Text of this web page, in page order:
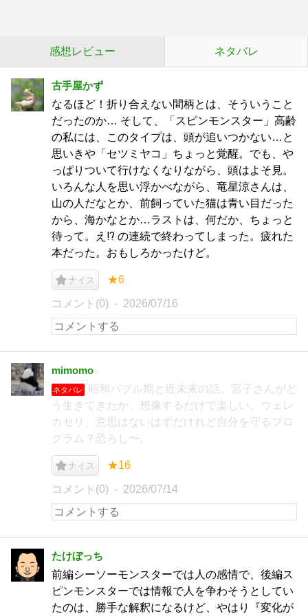
感想レビュー ネタバレ
古手屋かず
なるほど！折り合えない間柄とは、そういうこと
だったのか… そして、「スピンモンスター」高齢
の私には、このタイプは、頭が追いつかない…と
思いきや「セツミヤコ」ちょっと覚醒。でも、や
っぱりついて行けなくなりながら、頭はよそ見。
いろんな人を思い浮かべながら、竜星涼さんは、
山の人だなとか、前飼っていた猫は青い目だった
から、海かなとか…ラストは、何だか、ちょっと
待って。え⁉︎ の連続で終わってしまった。疲れた
本だった。おもしろかったけど。
ナイス ★6
コメント(0) 2026/07/16
mimomo
ネタバレ
昭和バブル期と近未来の話。宮子さんがど
う生きてきたか、想像するだけで楽しい。ウェレ
カセリ、意思はないはずだけれど自分を守るプロ
グラム？恐ろし〜。
ナイス ★16
コメント(0) 2026/07/14
たけぼっち
前編シーソーモンスターでは人の感情で、後編ス
ピンモンスターでは情報で人を争わそうとしてい
たのは、勝手な解釈になるけど、やはり『変化が